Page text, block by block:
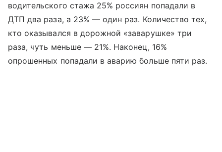
водительского стажа 25% россиян попадали в
ДТП два раза, а 23% — один раз. Количество тех,
кто оказывался в дорожной «заварушке» три
раза, чуть меньше — 21%. Наконец, 16%
опрошенных попадали в аварию больше пяти раз.